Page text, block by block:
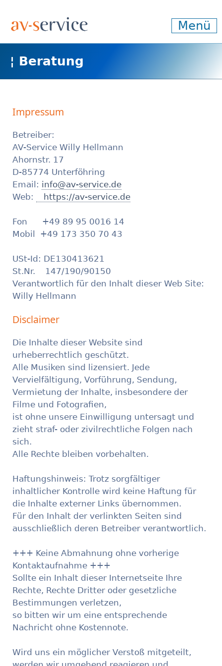
¦ Beratung
¦ Planung
¦ Technik
¦ Medien
¦ hybride Events
¦ digitale Events
¦ Livestreams
¦ Drohnenvideos
¦ RSI
¦ Dol-Tec
Impressum
Betreiber:
AV-Service Willy Hellmann
Ahornstr. 17
D-85774 Unterföhring
Email: info@av-service.de
Web:
https://av-service.de
Fon +49 89 95 0016 14
Mobil +49 173 350 70 43
USt-Id: DE130413621
St.Nr. 147/190/90150
Verantwortlich für den Inhalt dieser Web Site:
Willy Hellmann
Disclaimer
Die Inhalte dieser Website sind
urheberrechtlich geschützt.
Alle Musiken sind lizensiert. Jede
Vervielfältigung, Vorführung, Sendung,
Vermietung der Inhalte, insbesondere der
Filme und Fotografien,
ist ohne unsere Einwilligung untersagt und
zieht straf- oder zivilrechtliche Folgen nach
sich.
Alle Rechte bleiben vorbehalten.
Haftungshinweis: Trotz sorgfältiger
inhaltlicher Kontrolle wird keine Haftung für
die Inhalte externer Links übernommen.
Für den Inhalt der verlinkten Seiten sind
ausschließlich deren Betreiber verantwortlich.
+++ Keine Abmahnung ohne vorherige
Kontaktaufnahme +++
Sollte ein Inhalt dieser Internetseite Ihre
Rechte, Rechte Dritter oder gesetzliche
Bestimmungen verletzen,
so bitten wir um eine entsprechende
Nachricht ohne Kostennote.
Wird uns ein möglicher Verstoß mitgeteilt,
Menü